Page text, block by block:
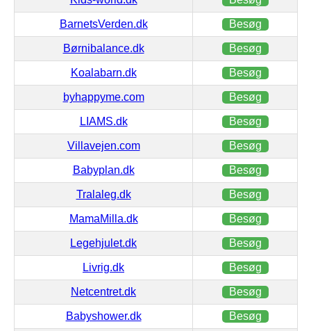
BarnetsVerden.dk Besøg
Børnibalance.dk Besøg
Koalabarn.dk Besøg
byhappyme.com Besøg
LIAMS.dk Besøg
Villavejen.com Besøg
Babyplan.dk Besøg
Tralaleg.dk Besøg
MamaMilla.dk Besøg
Legehjulet.dk Besøg
Livrig.dk Besøg
Netcentret.dk Besøg
Babyshower.dk Besøg